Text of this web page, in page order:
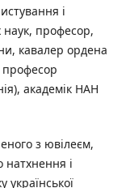
і
наук, професор,
кавалер ордена
професор
академік НАН
з ювілеєм,
натхнення і
української